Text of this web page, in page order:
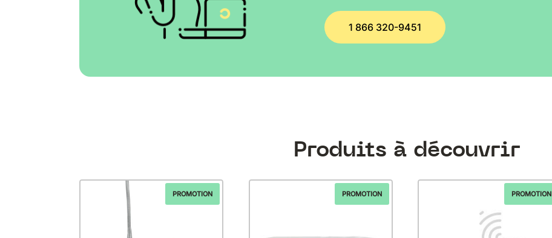
1 866 320-9451
Produits à découvrir
PROMOTION PROMOTION PROMOTION